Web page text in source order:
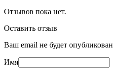
Отзывов пока нет.
Оставить отзыв
Ваш email не будет опубликован
Имя